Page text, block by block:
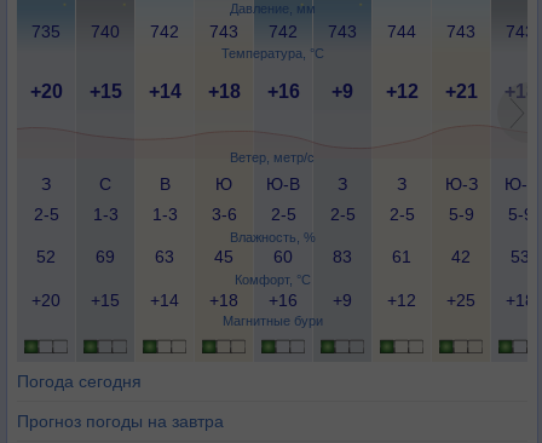
Давление, мм
Температура, °C
Ветер, метр/с
Влажность, %
Комфорт, °C
Магнитные бури
735 740 742 743 742 743 744 743 743
+20 +15 +14 +18 +16 +9 +12 +21 +18
З
2-5
С
1-3
В
1-3
Ю
3-6
Ю-В
2-5
З
2-5
З
2-5
Ю-З
5-9
Ю-З
5-9
52 69 63 45 60 83 61 42 53
+20 +15 +14 +18 +16 +9 +12 +25 +18
Погода сегодня
Прогноз погоды на завтра